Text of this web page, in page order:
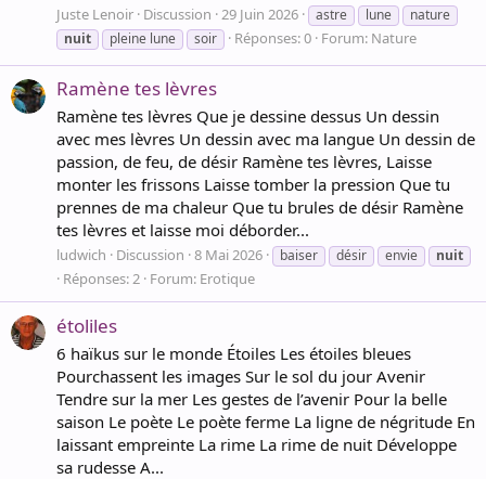
Juste Lenoir Discussion 29 Juin 2026 astre lune
nature
nuit
pleine lune soir Réponses: 0 Forum: Nature
Ramène tes lèvres
Ramène tes lèvres Que je dessine dessus Un dessin
avec mes lèvres Un dessin avec ma langue Un dessin de
passion, de feu, de désir Ramène tes lèvres, Laisse
monter les frissons Laisse tomber la pression Que tu
prennes de ma chaleur Que tu brules de désir Ramène
tes lèvres et laisse moi déborder...
ludwich Discussion 8 Mai 2026 baiser désir envie nuit
Réponses: 2 Forum: Erotique
étoliles
6 haïkus sur le monde Étoiles Les étoiles bleues
Pourchassent les images Sur le sol du jour Avenir
Tendre sur la mer Les gestes de l’avenir Pour la belle
saison Le poète Le poète ferme La ligne de négritude En
laissant empreinte La rime La rime de nuit Développe
sa rudesse A...